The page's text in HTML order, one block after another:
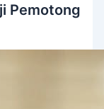
Pemotong